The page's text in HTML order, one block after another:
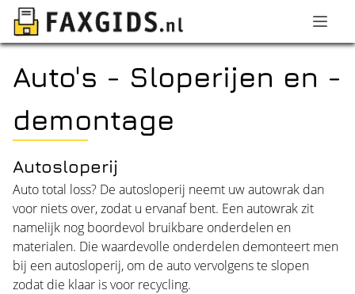
Auto's - Sloperijen en -
demontage
Autosloperij
Auto total loss? De autosloperij neemt uw autowrak dan
voor niets over, zodat u ervanaf bent. Een autowrak zit
namelijk nog boordevol bruikbare onderdelen en
materialen. Die waardevolle onderdelen demonteert men
bij een autosloperij, om de auto vervolgens te slopen
zodat die klaar is voor recycling.